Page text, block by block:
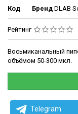
Код Бренд DLAB
Рейтинг
Восьмиканальный
объёмом 50-300 мкл.
Telegram